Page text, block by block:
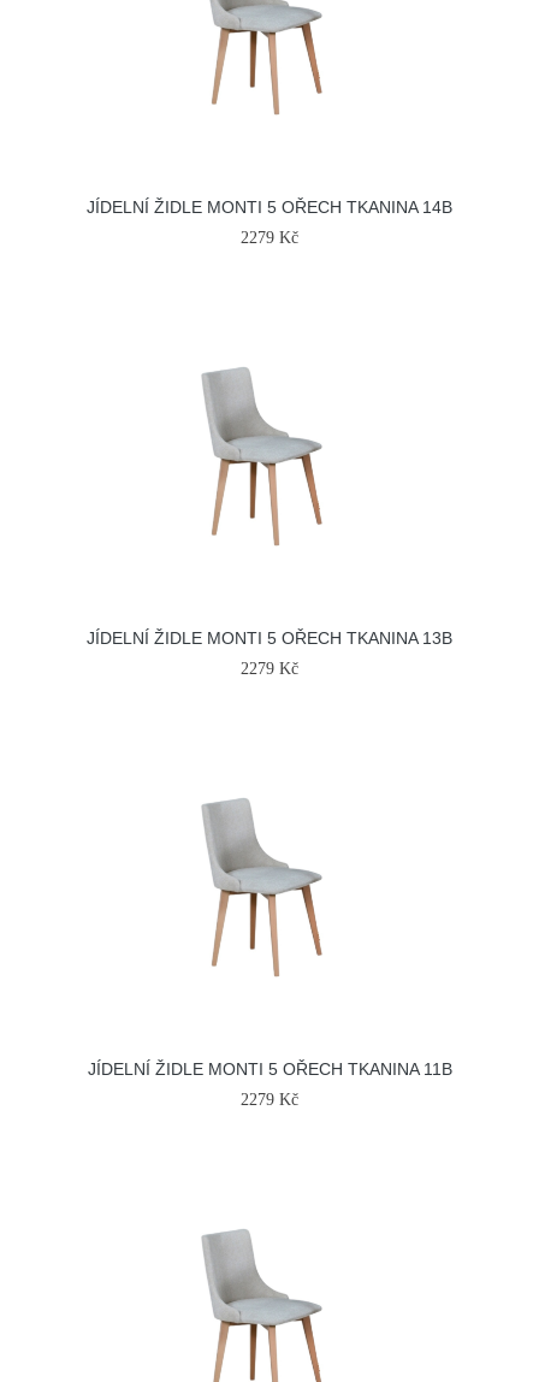
JÍDELNÍ ŽIDLE MONTI 5 OŘECH TKANINA 14B
2279 Kč
JÍDELNÍ ŽIDLE MONTI 5 OŘECH TKANINA 13B
2279 Kč
JÍDELNÍ ŽIDLE MONTI 5 OŘECH TKANINA 11B
2279 Kč